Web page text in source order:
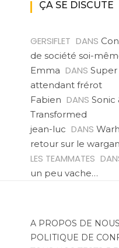
ÇA SE DISCUTE
GERSIFLET DANS
de société soi-
Emma DANS Super
attendant frérot
Fabien DANS Sonic
Transformed
jean-luc DANS
retour sur le
LES TEAMMATES
un peu vache…
A PROPOS DE NOUS
POLITIQUE DE